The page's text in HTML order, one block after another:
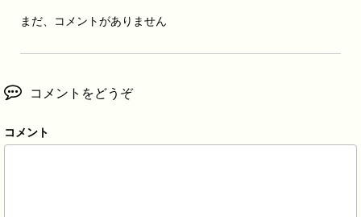
まだ、コメントがありません
コメントをどうぞ
コメント